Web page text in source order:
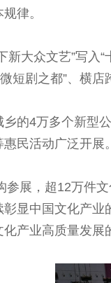
律。
新大众文艺”写入
短剧之都”、横
的4万多个新型
民活动广泛开展
参展，超12万件
显中国文化产业
产业高质量发展